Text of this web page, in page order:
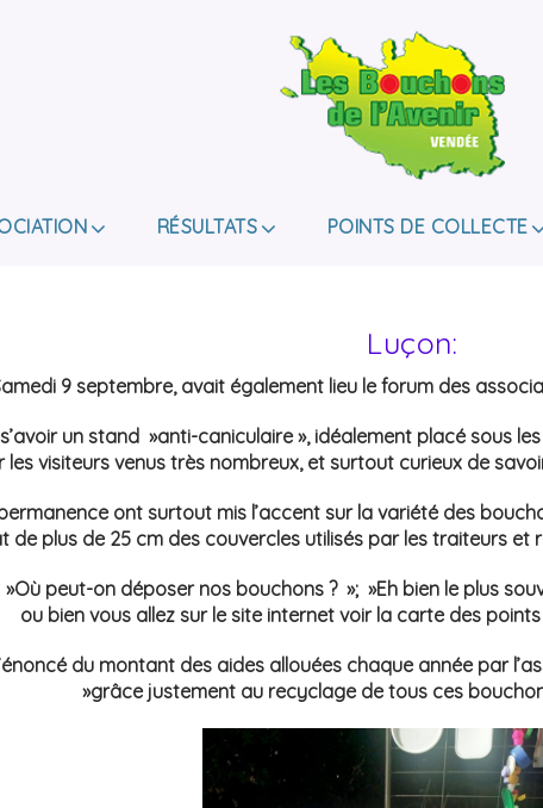
LES
DE HANDICAP.
RÉSULTATS POINTS DE COLLECTE
Luçon:
9 septembre, avait également lieu le forum des
un stand »anti-caniculaire », idéalement placé sous
les visiteurs venus très nombreux, et surtout curieux de
ont surtout mis l’accent sur la variété des
de plus de 25 cm des couvercles utilisés par les traiteurs
peut-on déposer nos bouchons ? »; »Eh bien le plus
ou bien vous allez sur le site internet voir la carte des
du montant des aides allouées chaque année par
»grâce justement au recyclage de tous ces